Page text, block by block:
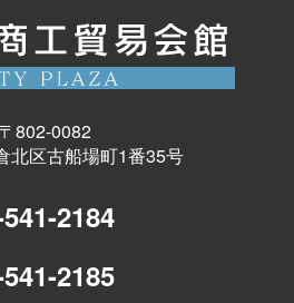
〒802-0082
北区古船場町1番35号
2184
2185